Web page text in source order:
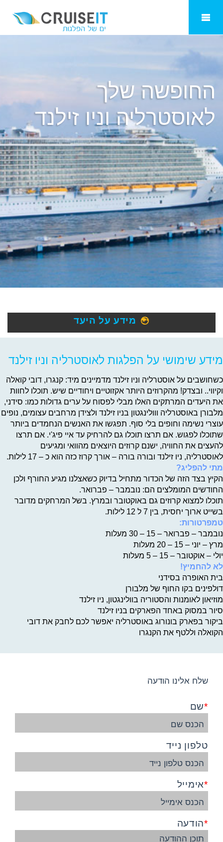
אוסטרליה וניו זילנד
החופשה שלך
לאוסטרליה וניו זילנד
מידע על היעד
מידע שימושי על הפלגות לאוסטרליה וניו זילנד
כשחושבים על אוסטרליה וניו זילנד מדמיינים מיד: קנגרו, דובי קואלה
וקיווי.. ובצדק! מהקרוזים היותר אקזוטיים ויחודיים שיש. תוכלו לחוות
את היעדים המרתקים האלו מבלי לפסוח על ערים גדולות כמו: סידני,
מלבורן באוסטרליה ווולינגטון בניו זילנד ולצידן מרחבים עצומים, נופים
עוצרי נשימה וחופים בלי סוף. תפגשו את האנשים הנחמדים ביותר
שתוכלו לפגוש. אם תרצו תוכלו גם להרחיק עד איי פיג'י. אם תרצו
להעצים את החוויה, ישנם קרוזים היוצאים מהוואי ומגיעים
לאוסטרליה, ניו זילנד ובורה בורה – אורך קרוז כזה הוא כ – 17 לילות.
מתי להפליג?
הקיץ בצד הזה של הכדור מתחיל בדיוק כשאצלנו מגיע החורף ולכן
החודשים המומלצים הם: נובמבר – פברואר.
תוכלו למצוא קרוזים גם באוקטובר ובמרץ. בשל המרחקים מדובר
בשייט ארוך יחסית, בין 7 ל 12 לילות.
טמפרטורות:
נובמבר – פברואר – 15 – 30 מעלות
מרץ – יוני – 15 – 20 מעלות
יולי – אוקטובר – 15 – 5 מעלות
לא להחמיץ!
בית האופרה בסידני
דולפינים בקו החוף של מלבורן
מוזיאון לאומנות והסטוריה בוולינגטון, ניו זילנד
סיור במסוק באחד הפארקים בניו זילנד
ביקור בפארק בונורוג באוסטרליה יאפשר לכם לחבק את דובי
הקואלה וללטף את הקנגרו
שלח אלינו הודעה
שם
טלפון נייד
אימייל
הודעה